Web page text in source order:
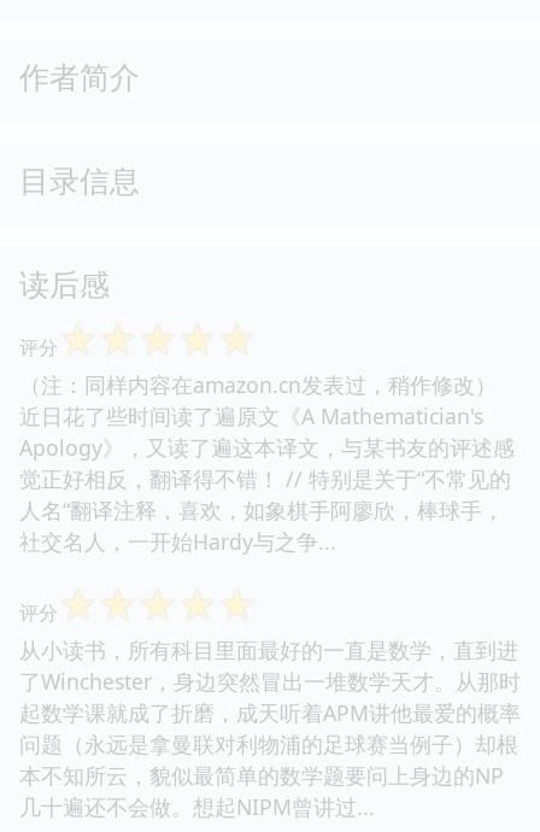
作者简介
目录信息
读后感
评分 ☆☆☆☆☆
（注：同样内容在amazon.cn发表过，稍作修改）
近日花了些时间读了遍原文《A Mathematician's
Apology》，又读了遍这本译文，与某书友的评述感
觉正好相反，翻译得不错！ // 特别是关于“不常见的
人名“翻译注释，喜欢，如象棋手阿廖欣，棒球手，
社交名人，一开始Hardy与之争...
评分 ☆☆☆☆☆
从小读书，所有科目里面最好的一直是数学，直到进
了Winchester，身边突然冒出一堆数学天才。从那时
起数学课就成了折磨，成天听着APM讲他最爱的概率
问题（永远是拿曼联对利物浦的足球赛当例子）却根
本不知所云，貌似最简单的数学题要问上身边的NP
几十遍还不会做。想起NIPM曾讲过...